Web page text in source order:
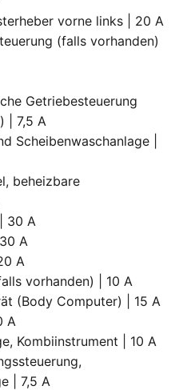
vorne links | 20 A
(falls vorhanden)
Getriebesteuerung
| 7,5 A
Scheibenwaschanlage |
beheizbare
30 A
A
A
vorhanden) | 10 A
(Body Computer) | 15 A
A
Kombiinstrument | 10 A
| 7,5 A